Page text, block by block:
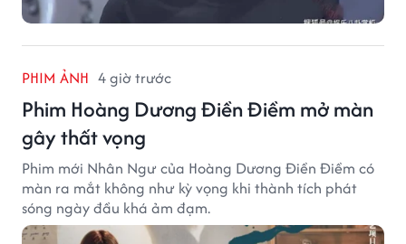
PHIM ẢNH 4 giờ trước
Phim Hoàng Dương Điền Điềm mở màn
gây thất vọng
Phim mới Nhân Ngư của Hoàng Dương Điền Điềm có
màn ra mắt không như kỳ vọng khi thành tích phát
sóng ngày đầu khá ảm đạm.